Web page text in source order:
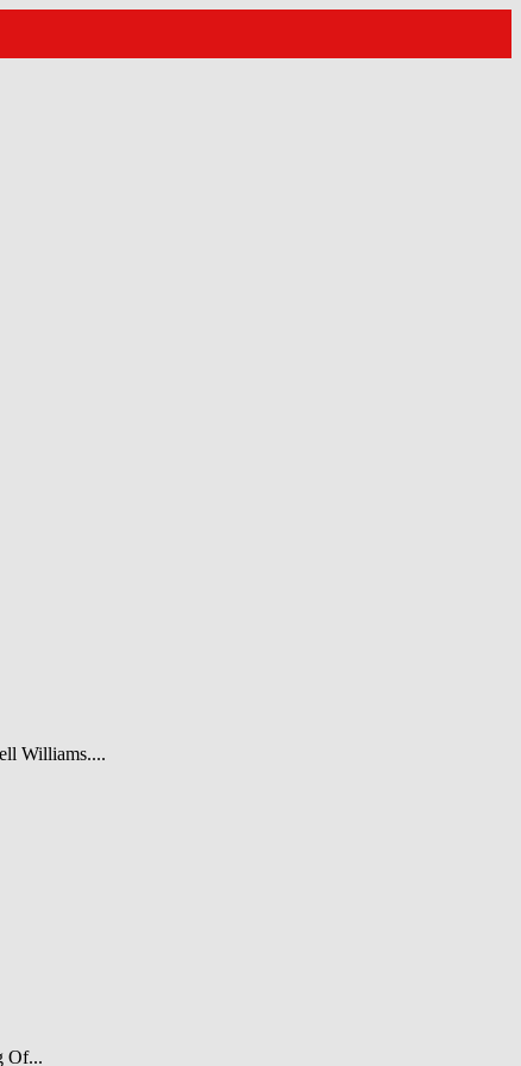
Williams....
Of...